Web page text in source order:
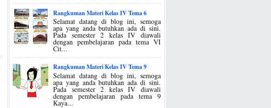
Rangkuman Materi Kelas IV Tema 6
Selamat datang di blog ini, semoga
apa yang anda butuhkan ada di sini.
Pada semester 2 kelas IV diawali
dengan pembelajaran pada tema VI
Cit...
Rangkuman Materi Kelas IV Tema 9
Selamat datang di blog ini, semoga
apa yang anda butuhkan ada di sini.
Pada semester 2 kelas IV diawali
dengan pembelajaran pada tema 9
Kaya...